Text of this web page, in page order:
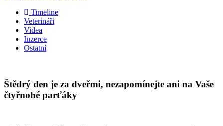
Timeline
Veterináři
Videa
Inzerce
Ostatní
Štědrý den je za dveřmi, nezapomínejte ani na Vaše
čtyřnohé parťáky